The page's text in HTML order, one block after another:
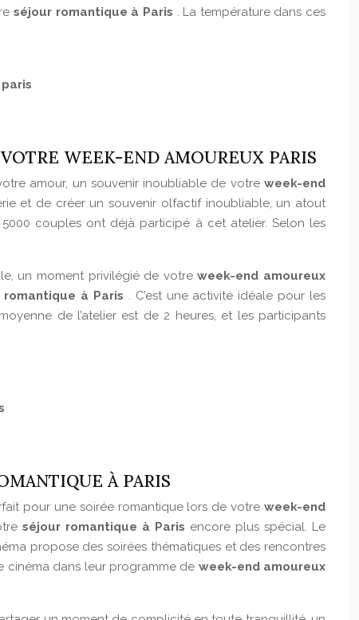
séjour romantique à Paris . La température dans ces
WEEK-END AMOUREUX PARIS
amour, un souvenir inoubliable de votre week-end
et de créer un souvenir olfactif inoubliable, un atout
couples ont déjà participé à cet atelier. Selon les
un moment privilégié de votreweek-end amoureux
romantique à Paris . C’est une activité idéale pour les
de l’atelier est de 2 heures, et les participants
À PARIS
pour une soirée romantique lors de votre week-end
séjour romantique à Paris encore plus spécial. Le
propose des soirées thématiques et des rencontres
cinéma dans leur programme de week-end amoureux